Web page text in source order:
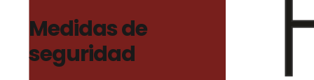
Medidas de
seguridad